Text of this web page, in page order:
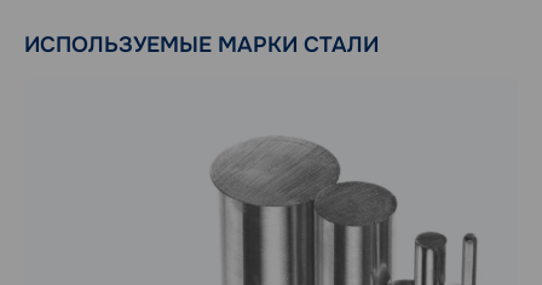
ИСПОЛЬЗУЕМЫЕ МАРКИ СТАЛИ